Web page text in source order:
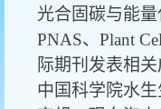
光合固碳与能
PNAS、Plant
际期刊发表相
中国科学院水